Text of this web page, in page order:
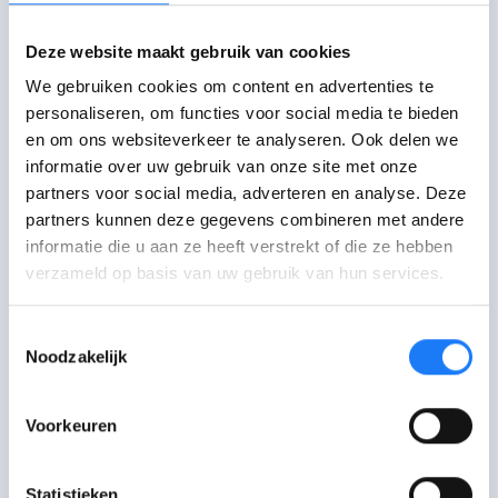
Deze website maakt gebruik van cookies
We gebruiken cookies om content en advertenties te
personaliseren, om functies voor social media te bieden
en om ons websiteverkeer te analyseren. Ook delen we
informatie over uw gebruik van onze site met onze
partners voor social media, adverteren en analyse. Deze
partners kunnen deze gegevens combineren met andere
informatie die u aan ze heeft verstrekt of die ze hebben
verzameld op basis van uw gebruik van hun services.
Noodzakelijk
Voorkeuren
Statistieken
Praat erover
Mail met Awel
Stuur een mail of vul het contactformulier
in.
open tot 22:00
Chat met Awel
Maandag-zaterdag
18:00-22:00 uur. Je kan even in de wachtrij
102. Van maandag tot
zaterdag van 16:00-22:00 uur. Woensdag